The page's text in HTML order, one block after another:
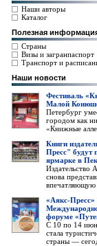
Наши авторы
Каталог
Полезная
Страны
Визы и загранпаспорт
Транспорт и
Наши новости
Фестиваль
Малой
Петербург
городом как
«Книжные
Книги
Пресс" будут
ярмарке в
снова
впечатляющую
«Аякс-Пресс»
форуме
С 10 по 14
стала
страны —